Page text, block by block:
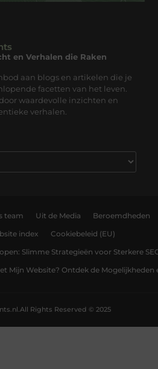
en Verhalen die Raken
aan blogs en artikelen die je
facetten van het leven.
waardevolle inzichten en
verhalen.
team Uit de Media Beroemdheden
index Cookiebeleid (EU)
Slimme Strategieën voor Sterkere
Mijn Website? Ontdek de Mogelijkheden
All Rights Reserved © 2025